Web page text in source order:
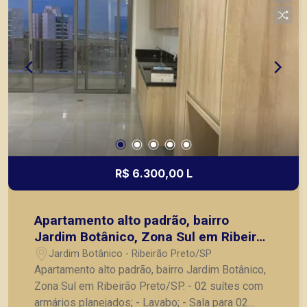
R$ 6.300,00 L
Apartamento alto padrão, bairro
Jardim Botânico, Zona Sul em Ribeirão
Preto/SP.
Jardim Botânico - Ribeirão Preto/SP
Apartamento alto padrão, bairro Jardim Botânico,
Zona Sul em Ribeirão Preto/SP. - 02 suítes com
armários planejados; - Lavabo; - Sala para 02